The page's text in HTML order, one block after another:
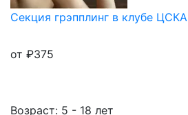
Секция грэпплинг в клубе ЦСКА
от ₽375
Возраст: 5 - 18 лет